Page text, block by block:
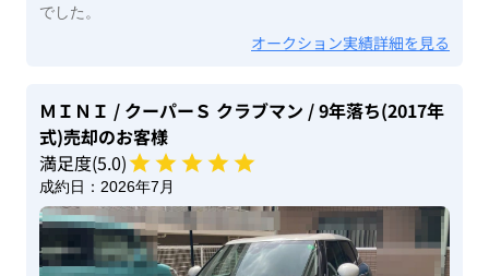
でした。
オークション実績詳細を見る
ＭＩＮＩ / クーパーＳ クラブマン / 9年落ち(2017年
式)売却のお客様
満足度(5.0)
成約日： 2026年7月